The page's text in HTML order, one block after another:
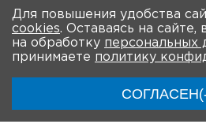
28.02.2023
28.02.2023
Для повышения удобства
cookies. Оставаясь на сайте,
на обработку персональных
принимаете политику